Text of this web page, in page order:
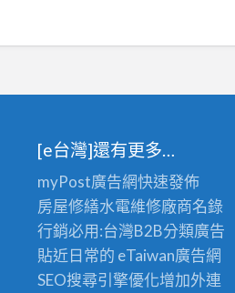
[e台灣]還有更多…
myPost廣告網快速發佈
房屋修繕水電維修廠商名錄
行銷必用:台灣B2B分類廣告
貼近日常的 eTaiwan廣告網
SEO搜尋引擎優化增加外連